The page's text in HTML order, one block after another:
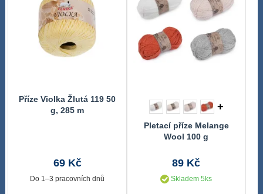
Příze Violka Žlutá 119 50
g, 285 m
69 Kč
Do 1–3 pracovních dnů
+
Pletací příze Melange
Wool 100 g
89 Kč
Skladem 5ks